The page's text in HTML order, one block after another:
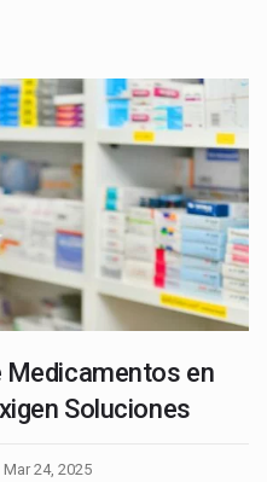
en
Soluciones
Mar 24, 2025